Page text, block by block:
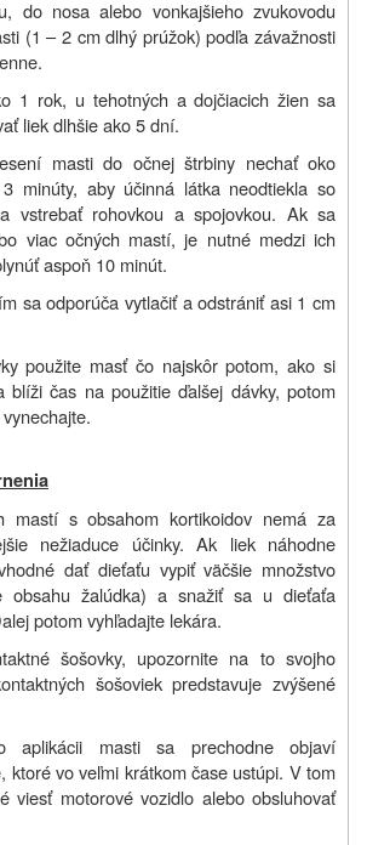
do nosa alebo vonkajšieho zvukovodu
(1 – 2 cm dlhý prúžok) podľa závažnosti
1 rok, u tehotných a dojčiacich žien sa
liek dlhšie ako 5 dní.
masti do očnej štrbiny nechať oko
minúty, aby účinná látka neodtiekla so
vstrebať rohovkou a spojovkou. Ak sa
viac očných mastí, je nutné medzi ich
aspoň 10 minút.
sa odporúča vytlačiť a odstrániť asi 1 cm
použite masť čo najskôr potom, ako si
blíži čas na použitie ďalšej dávky, potom
mastí s obsahom kortikoidov nemá za
nežiaduce účinky. Ak liek náhodne
dať dieťaťu vypiť väčšie množstvo
obsahu žalúdka) a snažiť sa u dieťaťa
potom vyhľadajte lekára.
šošovky, upozornite na to svojho
šošoviek predstavuje zvýšené
aplikácii masti sa prechodne objaví
ktoré vo veľmi krátkom čase ustúpi. V tom
viesť motorové vozidlo alebo obsluhovať